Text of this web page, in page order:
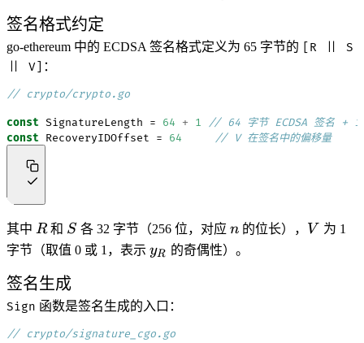
签名格式约定
go-ethereum 中的 ECDSA 签名格式定义为 65 字节的 [R || S
|| V] ：
// crypto/crypto.go
const SignatureLength = 64 + 1
// 64 字节 ECDSA 签名 + 1
const RecoveryIDOffset = 64 // V 在签名中的偏移量
其中 R
R和 S
S 各 32 字节（256 位，对应n
n 的位长）， V
V 为 1
字节（取值 0 或 1，表示 y_R
yR 的奇偶性）。
签名生成
Sign 函数是签名生成的入口：
// crypto/signature_cgo.go